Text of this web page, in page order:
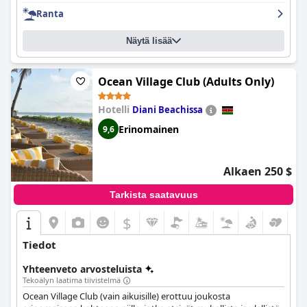
Ranta
Näytä lisää
Ocean Village Club (Adults Only)
Hotelli Diani Beachissa
9,6 Erinomainen
Alkaen 250 $
Tarkista saatavuus
$
Tiedot
Yhteenveto arvosteluista
Tekoälyn laatima tiivistelmä
Ocean Village Club (vain aikuisille) erottuu joukosta